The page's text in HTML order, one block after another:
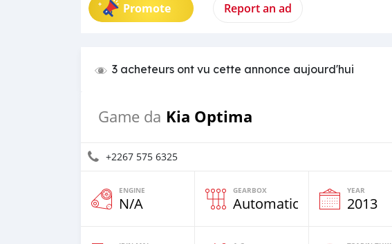
Promote Report an ad
3 acheteurs ont vu cette annonce aujourd'hui
Game da Kia Optima
+2267 575 6325
ENGINE
N/A
GEARBOX
Automatic
YEAR
2013